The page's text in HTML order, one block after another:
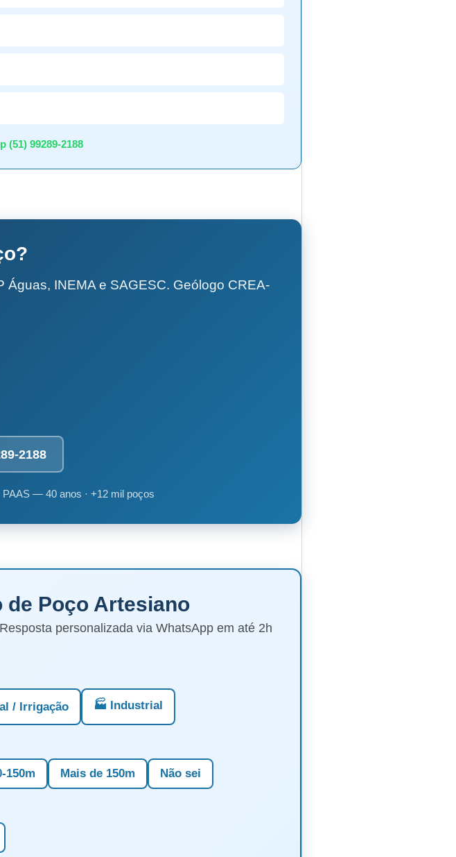
(51) 99289-2188
INEMA e SAGESC. Geólogo CREA-
2188
PAAS — 40 anos · +12 mil poços
de Poço Artesiano
personalizada via WhatsApp em até 2h
/ Irrigação 🏭 Industrial
150m Mais de 150m Não sei